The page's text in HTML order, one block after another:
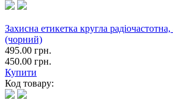
Захисна етикетка кругла
(чорний)
495.00 грн.
450.00 грн.
Купити
Код товару: